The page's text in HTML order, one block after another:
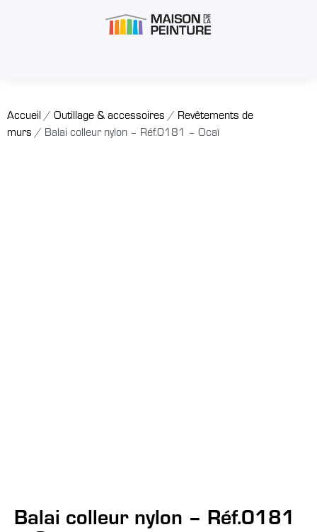
Accueil / Outillage & accessoires / Revêtements de
murs / Balai colleur nylon – Réf.0181 – Ocaï
Balai colleur nylon – Réf.0181